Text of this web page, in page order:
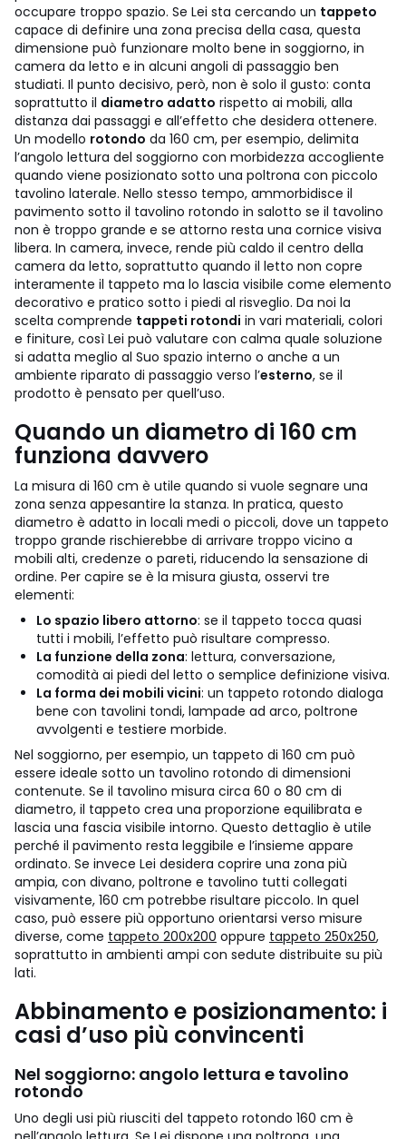
occupare troppo spazio. Se Lei sta cercando un tappeto
capace di definire una zona precisa della casa, questa
dimensione può funzionare molto bene in soggiorno, in
camera da letto e in alcuni angoli di passaggio ben
studiati. Il punto decisivo, però, non è solo il gusto: conta
soprattutto il diametro adatto rispetto ai mobili, alla
distanza dai passaggi e all’effetto che desidera ottenere.
Un modello rotondo da 160 cm, per esempio, delimita
l’angolo lettura del soggiorno con morbidezza accogliente
quando viene posizionato sotto una poltrona con piccolo
tavolino laterale. Nello stesso tempo, ammorbidisce il
pavimento sotto il tavolino rotondo in salotto se il tavolino
non è troppo grande e se attorno resta una cornice visiva
libera. In camera, invece, rende più caldo il centro della
camera da letto, soprattutto quando il letto non copre
interamente il tappeto ma lo lascia visibile come elemento
decorativo e pratico sotto i piedi al risveglio. Da noi la
scelta comprende tappeti rotondi in vari materiali, colori
e finiture, così Lei può valutare con calma quale soluzione
si adatta meglio al Suo spazio interno o anche a un
ambiente riparato di passaggio verso l’esterno, se il
prodotto è pensato per quell’uso.
Quando un diametro di 160 cm
funziona davvero
La misura di 160 cm è utile quando si vuole segnare una
zona senza appesantire la stanza. In pratica, questo
diametro è adatto in locali medi o piccoli, dove un tappeto
troppo grande rischierebbe di arrivare troppo vicino a
mobili alti, credenze o pareti, riducendo la sensazione di
ordine. Per capire se è la misura giusta, osservi tre
elementi:
Lo spazio libero attorno: se il tappeto tocca quasi
tutti i mobili, l’effetto può risultare compresso.
La funzione della zona: lettura, conversazione,
comodità ai piedi del letto o semplice definizione visiva.
La forma dei mobili vicini: un tappeto rotondo dialoga
bene con tavolini tondi, lampade ad arco, poltrone
avvolgenti e testiere morbide.
Nel soggiorno, per esempio, un tappeto di 160 cm può
essere ideale sotto un tavolino rotondo di dimensioni
contenute. Se il tavolino misura circa 60 o 80 cm di
diametro, il tappeto crea una proporzione equilibrata e
lascia una fascia visibile intorno. Questo dettaglio è utile
perché il pavimento resta leggibile e l’insieme appare
ordinato. Se invece Lei desidera coprire una zona più
ampia, con divano, poltrone e tavolino tutti collegati
visivamente, 160 cm potrebbe risultare piccolo. In quel
caso, può essere più opportuno orientarsi verso misure
diverse, come tappeto 200x200 oppure tappeto 250x250,
soprattutto in ambienti ampi con sedute distribuite su più
lati.
Abbinamento e posizionamento: i
casi d’uso più convincenti
Nel soggiorno: angolo lettura e tavolino
rotondo
Uno degli usi più riusciti del tappeto rotondo 160 cm è